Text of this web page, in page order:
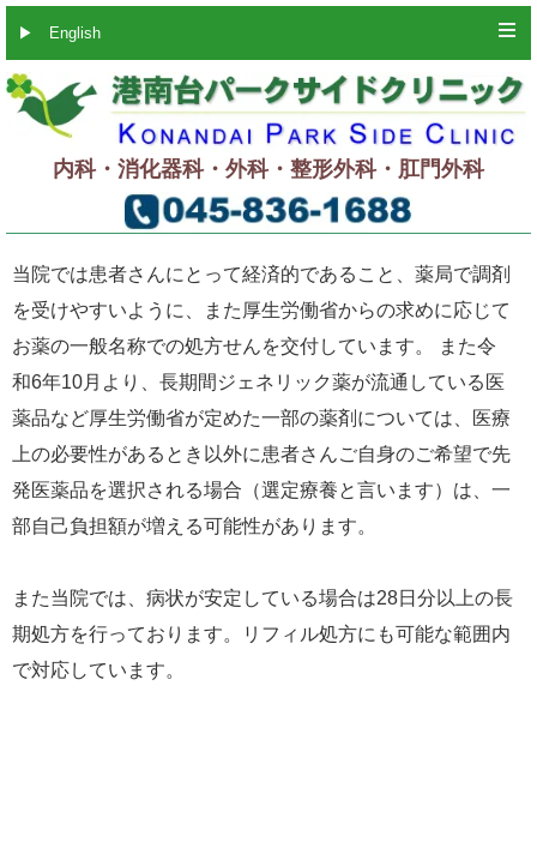
▶ English
内科・消化器科・外科・整形外科・肛門外科
当院では患者さんにとって経済的であること、薬局で調剤
を受けやすいように、また厚生労働省からの求めに応じて
お薬の一般名称での処方せんを交付しています。 また令
和6年10月より、長期間ジェネリック薬が流通している医
薬品など厚生労働省が定めた一部の薬剤については、医療
上の必要性があるとき以外に患者さんご自身のご希望で先
発医薬品を選択される場合（選定療養と言います）は、一
部自己負担額が増える可能性があります。
また当院では、病状が安定している場合は28日分以上の長
期処方を行っております。リフィル処方にも可能な範囲内
で対応しています。